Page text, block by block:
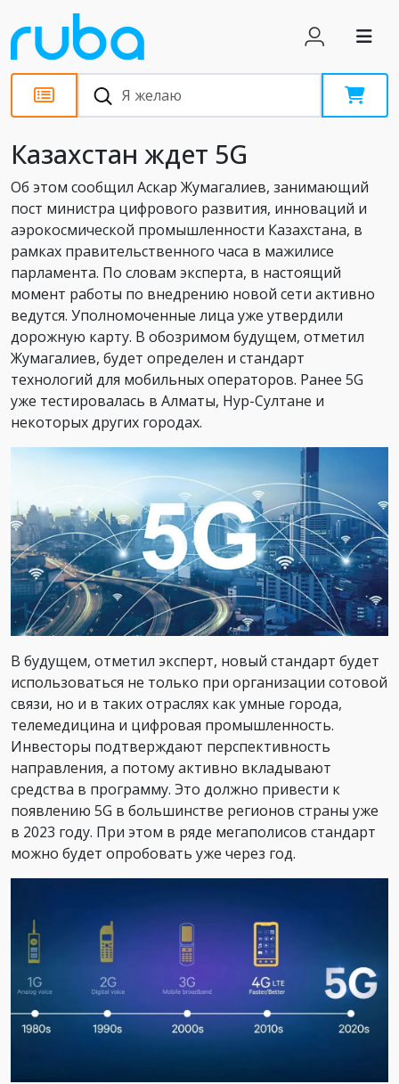
Статьи
Казахстан ждет 5G
Об этом сообщил Аскар Жумагалиев, занимающий
пост министра цифрового развития, инноваций и
аэрокосмической промышленности Казахстана, в
рамках правительственного часа в мажилисе
парламента. По словам эксперта, в настоящий
момент работы по внедрению новой сети активно
ведутся. Уполномоченные лица уже утвердили
дорожную карту. В обозримом будущем, отметил
Жумагалиев, будет определен и стандарт
технологий для мобильных операторов. Ранее 5G
уже тестировалась в Алматы, Нур-Султане и
некоторых других городах.
В будущем, отметил эксперт, новый стандарт будет
использоваться не только при организации сотовой
связи, но и в таких отраслях как умные города,
телемедицина и цифровая промышленность.
Инвесторы подтверждают перспективность
направления, а потому активно вкладывают
средства в программу. Это должно привести к
появлению 5G в большинстве регионов страны уже
в 2023 году. При этом в ряде мегаполисов стандарт
можно будет опробовать уже через год.